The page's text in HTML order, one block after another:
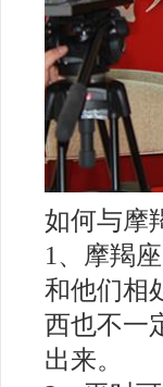
如何与摩
1、摩羯
和他们相
西也不一
出来。